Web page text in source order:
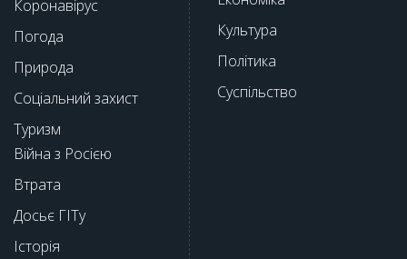
Коронавірус
Погода
Природа
Соціальний захист
Туризм
Війна з Росією
Втрата
Досьє ГІТу
Історія
Культура
Політика
Суспільство